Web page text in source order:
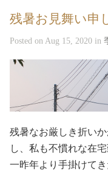
残暑お見舞い申
Posted on Aug 15, 2020 in
残暑なお厳しき折い
し、私も不慣れな在
一昨年より手掛けて